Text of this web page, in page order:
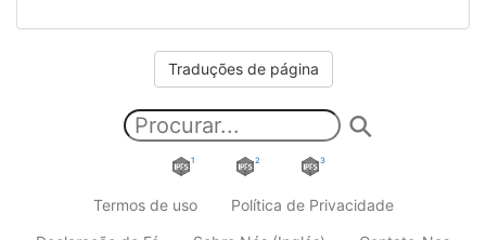
Traduções de página
1 2 3
Termos de uso
Política de Privacidade